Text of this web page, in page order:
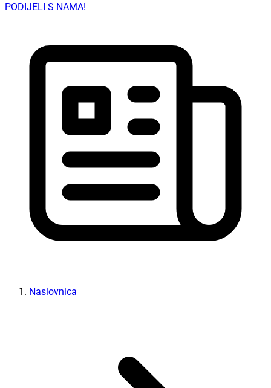
PODIJELI S NAMA!
Naslovnica